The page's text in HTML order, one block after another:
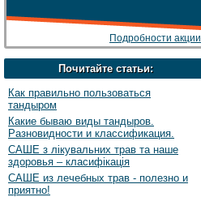
Подробности акции
Почитайте статьи:
Как правильно пользоваться
тандыром
Какие бываю виды тандыров.
Разновидности и классификация.
САШЕ з лікувальних трав та наше
здоровья – класифікація
САШЕ из лечебных трав - полезно и
приятно!